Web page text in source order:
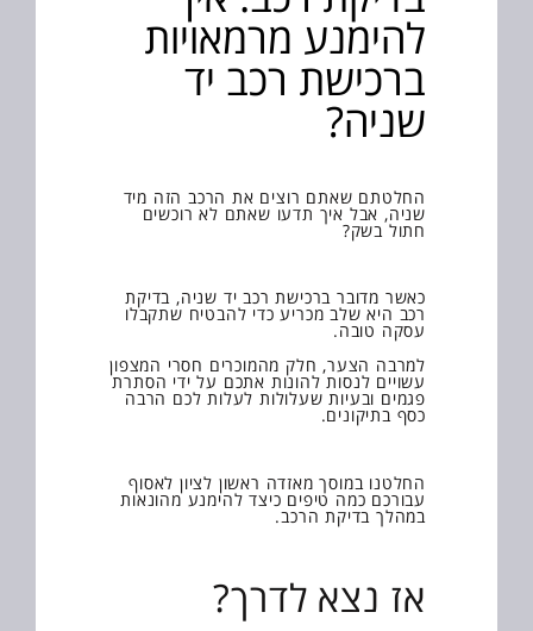
להימנע מרמאויות
ברכישת רכב יד
שניה?
החלטתם שאתם רוצים את הרכב הזה מיד
שניה, אבל איך תדעו שאתם לא רוכשים
חתול בשק?
כאשר מדובר ברכישת רכב יד שניה, בדיקת
רכב היא שלב מכריע כדי להבטיח שתקבלו
עסקה טובה.
למרבה הצער, חלק מהמוכרים חסרי המצפון
עשויים לנסות להונות אתכם על ידי הסתרת
פגמים ובעיות שעלולות לעלות לכם הרבה
כסף בתיקונים.
החלטנו במוסך מאזדה ראשון לציון לאסוף
עבורכם כמה טיפים כיצד להימנע מהונאות
במהלך בדיקת הרכב.
אז נצא לדרך?